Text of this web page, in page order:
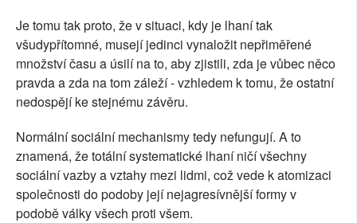
Je tomu tak proto, že v situaci, kdy je lhaní tak
všudypřítomné, musejí jedinci vynaložit nepřiměřené
množství času a úsilí na to, aby zjistili, zda je vůbec něco
pravda a zda na tom záleží - vzhledem k tomu, že ostatní
nedospějí ke stejnému závěru.
Normální sociální mechanismy tedy nefungují. A to
znamená, že totální systematické lhaní ničí všechny
sociální vazby a vztahy mezi lidmi, což vede k atomizaci
společnosti do podoby její nejagresívnější formy v
podobě války všech proti všem.